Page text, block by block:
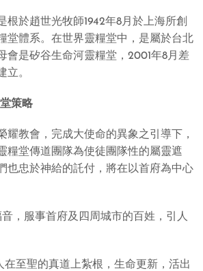
根於趙世光牧師1942年8月於上海所創
堂體系。在世界靈糧堂中，是屬於台北
會是矽谷生命河靈糧堂，2001年8月差
立。
策略
耀教會，完成大使命的異象之引導下，
糧堂傳道團隊為使徒團隊性的屬靈遮
也忠於神給的託付，將在以首府為中心
，服事首府及四周城市的百姓，引人
在至聖的真道上紮根，生命更新，活出